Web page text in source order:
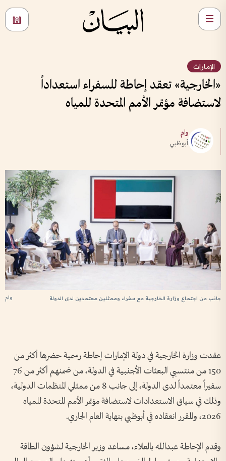
الإمارات
«الخارجية» تعقد إحاطة للسفراء استعداداً
لاستضافة مؤتمر الأمم المتحدة للمياه
وام
أبوظبي
وام جانب من اجتماع وزارة الخارجية مع سفراء وممثلين معتمدين لدى الدولة
عقدت وزارة الخارجية في دولة الإمارات إحاطة رسمية حضرها أكثر من
150 من منتسبي البعثات الأجنبية في الدولة، من ضمنهم أكثر من 76
سفيراً معتمداً لدى الدولة، إلى جانب 8 من ممثلي المنظمات الدولية،
وذلك في سياق الاستعدادات لاستضافة مؤتمر الأمم المتحدة للمياه
2026، والمقرر انعقاده في أبوظبي بنهاية العام الجاري.
وقدم الإحاطة عبدالله بالعلاء، مساعد وزير الخارجية لشؤون الطاقة